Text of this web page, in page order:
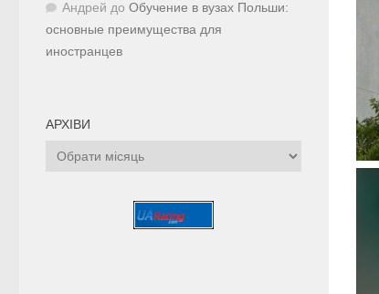
Андрей до Обучение в вузах Польши:
основные преимущества для
иностранцев
АРХІВИ
Архіви